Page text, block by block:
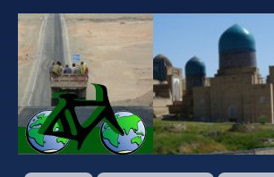
www.world-
bike-
tours.com